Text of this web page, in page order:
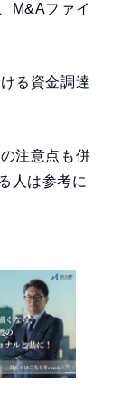
M&Aファイ
る資金調達
注意点も併
人は参考に